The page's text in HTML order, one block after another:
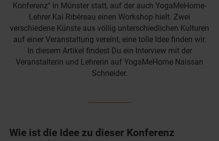
Konferenz" in Münster statt, auf der auch YogaMeHome-
Lehrer Kai Ribéreau einen Workshop hielt. Zwei
verschiedene Künste aus völlig unterschiedlichen Kulturen
auf einer Veranstaltung vereint, eine tolle Idee finden wir.
In diesem Artikel findest Du ein Interview mit der
Veranstalterin und Lehrerin auf YogaMeHome Naissan
Schneider.
Wie ist die Idee zu dieser Konferenz